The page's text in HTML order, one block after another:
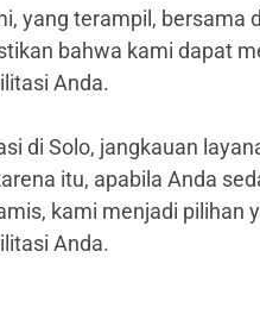
yang terampil, bersama
bahwa kami dapat
Anda.
di Solo, jangkauan
itu, apabila Anda
kami menjadi pilihan
Anda.